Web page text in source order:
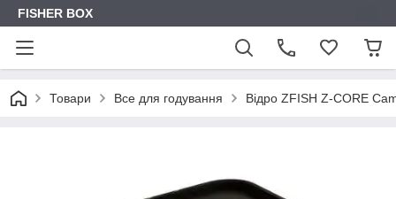
FISHER BOX
Товари Все для годування Відро ZFISH Z-CORE